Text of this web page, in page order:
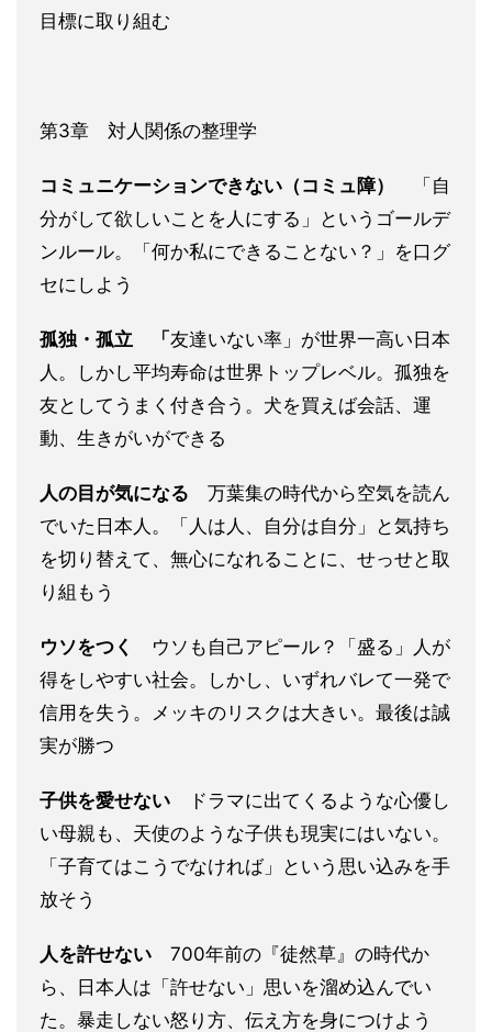
目標に取り組む
第3章 対人関係の整理学
コミュニケーションできない（コミュ障）
「自
分がして欲しいことを人にする」というゴールデ
ンルール。「何か私にできることない？」を口グ
セにしよう
孤独・孤立 「友達いない率」が世界一高い日本
人。しかし平均寿命は世界トップレベル。孤独を
友としてうまく付き合う。犬を買えば会話、運
動、生きがいができる
人の目が気になる 万葉集の時代から空気を読ん
でいた日本人。「人は人、自分は自分」と気持ち
を切り替えて、無心になれることに、せっせと取
り組もう
ウソをつく
ウソも自己アピール？「盛る」人が
得をしやすい社会。しかし、いずれバレて一発で
信用を失う。メッキのリスクは大きい。最後は誠
実が勝つ
子供を愛せない
ドラマに出てくるような心優し
い母親も、天使のような子供も現実にはいない。
「子育てはこうでなければ」という思い込みを手
放そう
人を許せない 700年前の『徒然草』の時代か
ら、日本人は「許せない」思いを溜め込んでい
た。暴走しない怒り方、伝え方を身につけよう